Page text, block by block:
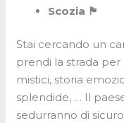
Scozia 🏴󠁧󠁢󠁳󠁣󠁴󠁿
Stai cercando un
prendi la strada per
mistici, storia
splendide, … Il
sedurranno di